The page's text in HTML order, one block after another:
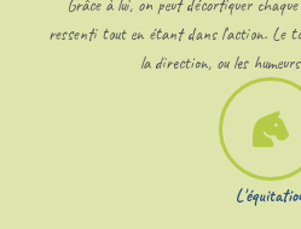
Grâce à lui, on peut décortiquer
ressenti tout en étant dans l'action. Le
la direction, ou les